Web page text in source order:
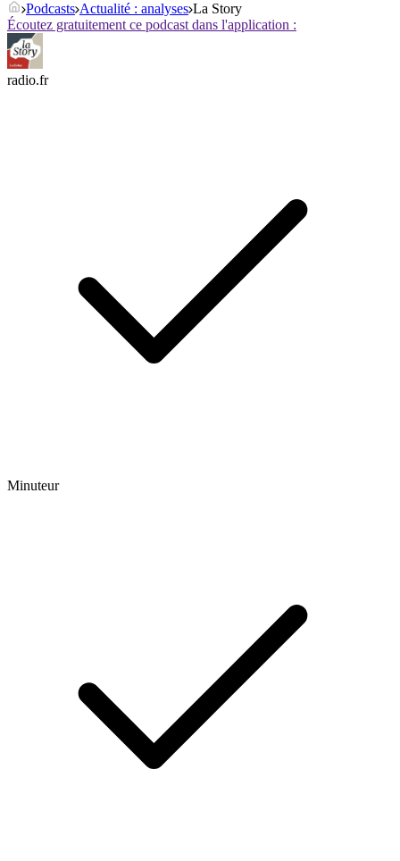
Podcasts Actualité : analyses La Story
Écoutez gratuitement ce podcast dans l'application :
radio.fr
Minuteur